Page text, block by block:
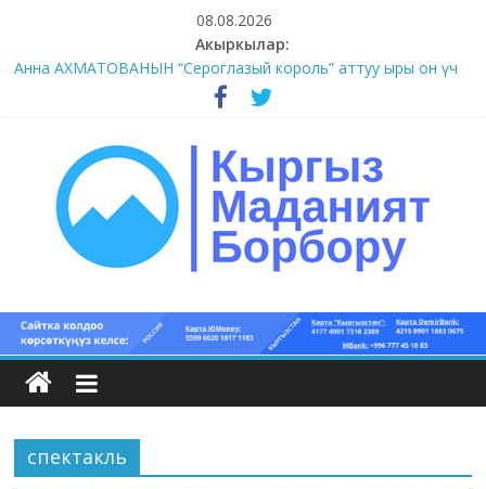
content
08.08.2026
Акыркылар:
Анна АХМАТОВАНЫН “Сероглазый король” аттуу ыры он үч
#5-8 (55 сөз сынагы)
#1-4 (55 сөз сынагы)
Кыргыз
маданият
борбору
Кыргыз
спектакль